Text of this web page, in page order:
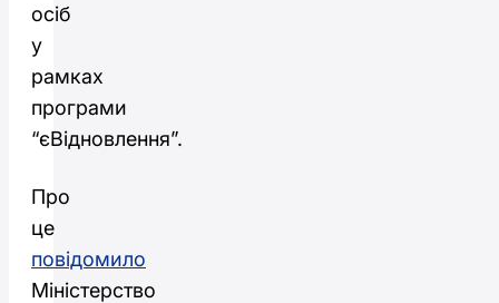
осіб
у
рамках
програми
“єВідновлення”.
Про
це
повідомило
Міністерство